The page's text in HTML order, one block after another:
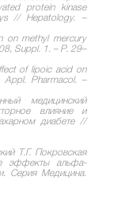
protein kinase
// Hepatology. –
on methyl mercury
Suppl. 1. – P. 29–
of lipoic acid on
Appl. Pharmacol. –
медицинский
влияние и
диабете //
Т.Г. Покровская
эффекты альфа-
Серия Медицина.